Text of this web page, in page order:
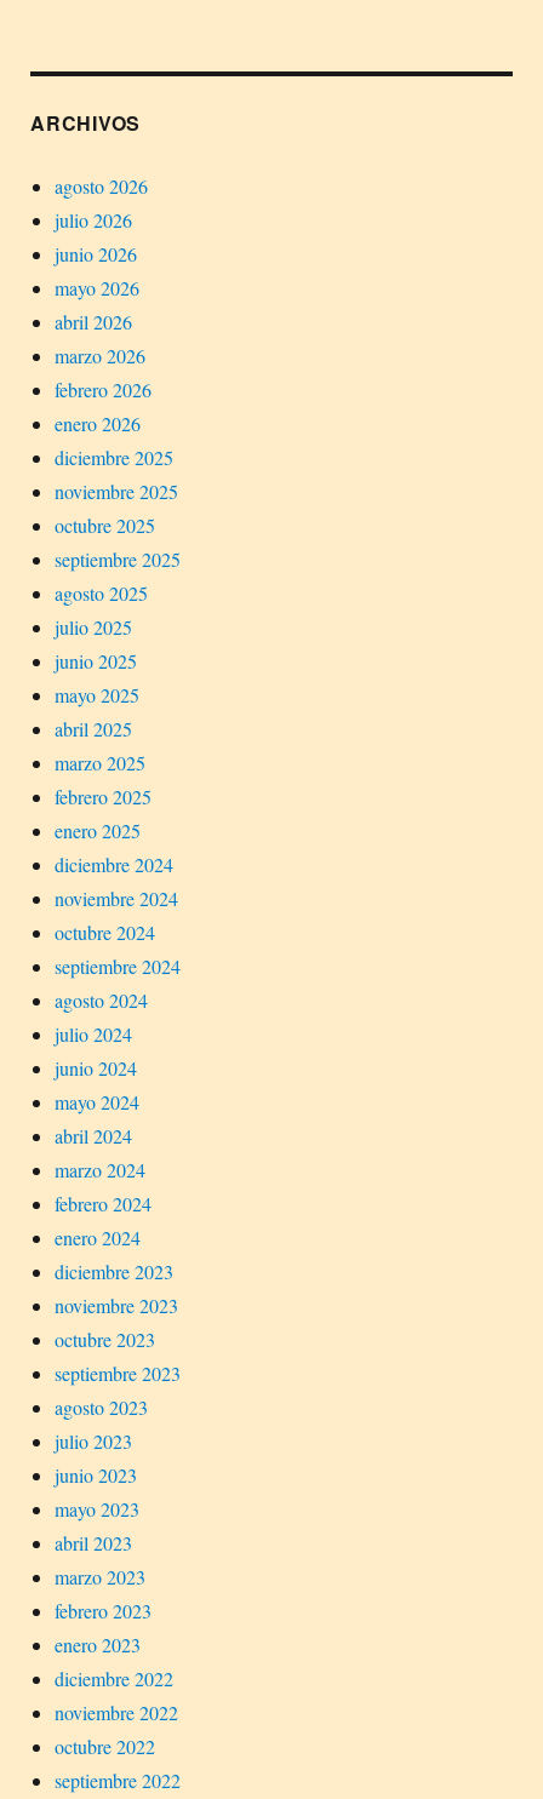
ARCHIVOS
agosto 2026
julio 2026
junio 2026
mayo 2026
abril 2026
marzo 2026
febrero 2026
enero 2026
diciembre 2025
noviembre 2025
octubre 2025
septiembre 2025
agosto 2025
julio 2025
junio 2025
mayo 2025
abril 2025
marzo 2025
febrero 2025
enero 2025
diciembre 2024
noviembre 2024
octubre 2024
septiembre 2024
agosto 2024
julio 2024
junio 2024
mayo 2024
abril 2024
marzo 2024
febrero 2024
enero 2024
diciembre 2023
noviembre 2023
octubre 2023
septiembre 2023
agosto 2023
julio 2023
junio 2023
mayo 2023
abril 2023
marzo 2023
febrero 2023
enero 2023
diciembre 2022
noviembre 2022
octubre 2022
septiembre 2022